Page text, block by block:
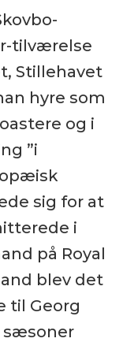
tilværelse
Stillehavet
hyre som
og i
”i
sig for at
i
på Royal
blev det
til Georg
sæsoner